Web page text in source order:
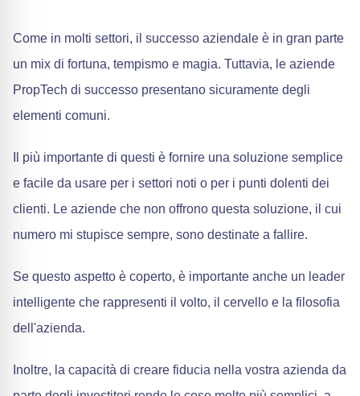
Come in molti settori, il successo aziendale è in gran parte
un mix di fortuna, tempismo e magia. Tuttavia, le aziende
PropTech di successo presentano sicuramente degli
elementi comuni.
Il più importante di questi è fornire una soluzione semplice
e facile da usare per i settori noti o per i punti dolenti dei
clienti. Le aziende che non offrono questa soluzione, il cui
numero mi stupisce sempre, sono destinate a fallire.
Se questo aspetto è coperto, è importante anche un leader
intelligente che rappresenti il volto, il cervello e la filosofia
dell'azienda.
Inoltre, la capacità di creare fiducia nella vostra azienda da